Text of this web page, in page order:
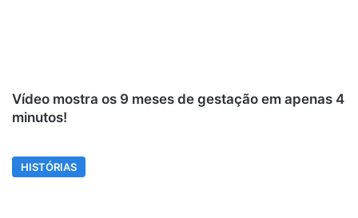
Vídeo mostra os 9 meses de gestação em apenas 4
minutos!
HISTÓRIAS